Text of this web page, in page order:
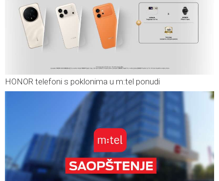
HONOR telefoni s poklonima u m:tel ponudi